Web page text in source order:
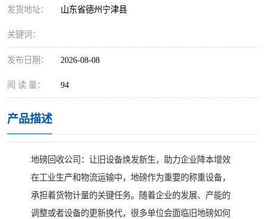
发货地址： 山东省德州宁津县
关键词：
发布日期： 2026-08-08
阅 读 量： 94
产品描述
地磅回收公司：让旧设备焕发新生，助力企业降本增效
在工业生产和物流运输中，地磅作为重要的称重设备，
承担着货物计量的关键任务。随着企业的发展、产能的
调整或者设备的更新换代，很多单位会面临旧地磅如何